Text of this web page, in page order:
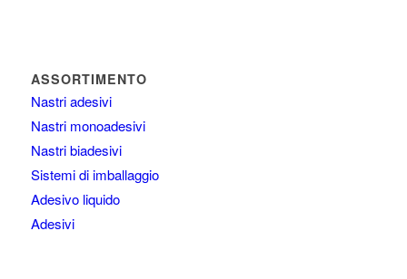
ASSORTIMENTO
Nastri adesivi
Nastri monoadesivi
Nastri biadesivi
Sistemi di imballaggio
Adesivo liquido
Adesivi